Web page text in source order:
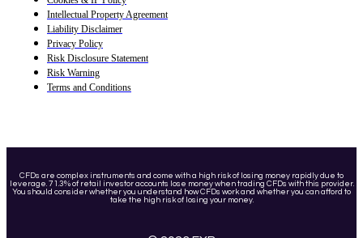
Intellectual Property Agreement
Liability Disclaimer
Privacy Policy
Risk Disclosure Statement
Risk Warning
Terms and Conditions
CFDs are complex instruments and come with a high risk of losing money rapidly due to
leverage. 71.3% of retail investor accounts lose money when trading CFDs with this provider.
You should consider whether you understand how CFDs work and whether you can afford to
take the high risk of losing your money.